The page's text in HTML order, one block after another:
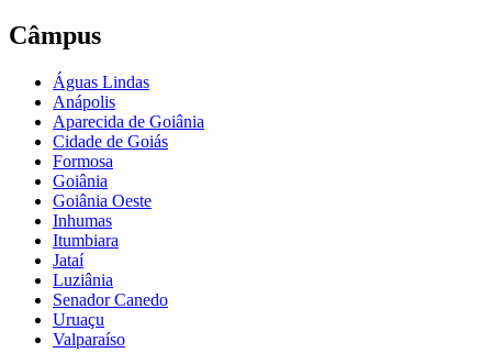
Câmpus
Águas Lindas
Anápolis
Aparecida de Goiânia
Cidade de Goiás
Formosa
Goiânia
Goiânia Oeste
Inhumas
Itumbiara
Jataí
Luziânia
Senador Canedo
Uruaçu
Valparaíso